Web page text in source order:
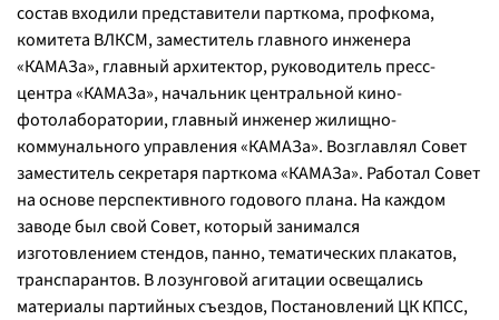
состав входили представители парткома, профкома,
комитета ВЛКСМ, заместитель главного инженера
«КАМАЗа», главный архитектор, руководитель пресс-
центра «КАМАЗа», начальник центральной кино-
фотолаборатории, главный инженер жилищно-
коммунального управления «КАМАЗа». Возглавлял Совет
заместитель секретаря парткома «КАМАЗа». Работал Совет
на основе перспективного годового плана. На каждом
заводе был свой Совет, который занимался
изготовлением стендов, панно, тематических плакатов,
транспарантов. В лозунговой агитации освещались
материалы партийных съездов, Постановлений ЦК КПСС,